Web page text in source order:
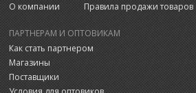
О компании
Правила продажи товаров
ПАРТНЕРАМ И ОПТОВИКАМ
Как стать партнером
Магазины
Поставщики